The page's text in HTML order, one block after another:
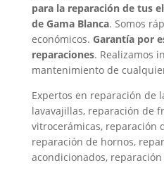
para la reparación de tus
de Gama Blanca. Somos
económicos. Garantía por
reparaciones. Realizamos
mantenimiento de
Expertos en reparación de
lavavajillas, reparación de
vitrocerámicas, reparación
reparación de hornos,
acondicionados,